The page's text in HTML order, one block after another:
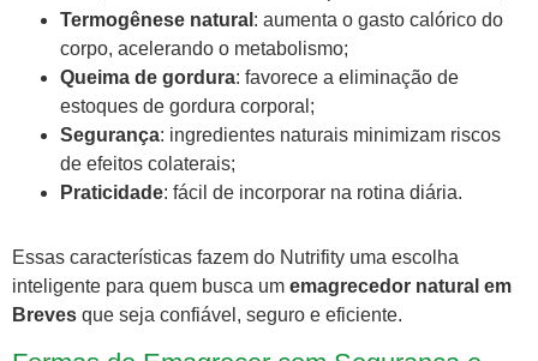
Termogênese natural : aumenta o gasto calórico do
corpo, acelerando o metabolismo;
Queima de gordura: favorece a eliminação de
estoques de gordura corporal;
Segurança: ingredientes naturais minimizam riscos
de efeitos colaterais;
Praticidade: fácil de incorporar na rotina diária.
Essas características fazem do Nutrifity uma escolha
inteligente para quem busca um emagrecedor natural em
Breves que seja confiável, seguro e eficiente.